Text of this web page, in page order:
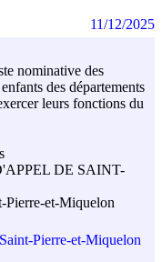
nominative des
des départements
leurs fonctions du
DE SAINT-
Pierre-et-Miquelon
Pierre-et-Miquelon
11/12/2025